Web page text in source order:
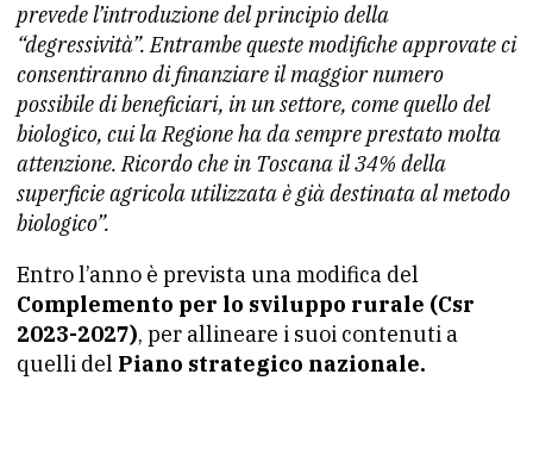
prevede l’introduzione del principio della
“degressività”. Entrambe queste modifiche approvate ci
consentiranno di finanziare il maggior numero
possibile di beneficiari, in un settore, come quello del
biologico, cui la Regione ha da sempre prestato molta
attenzione. Ricordo che in Toscana il 34% della
superficie agricola utilizzata è già destinata al metodo
biologico”.
Entro l’anno è prevista una modifica del
Complemento per lo sviluppo rurale (Csr
2023-2027), per allineare i suoi contenuti a
quelli del Piano strategico nazionale.